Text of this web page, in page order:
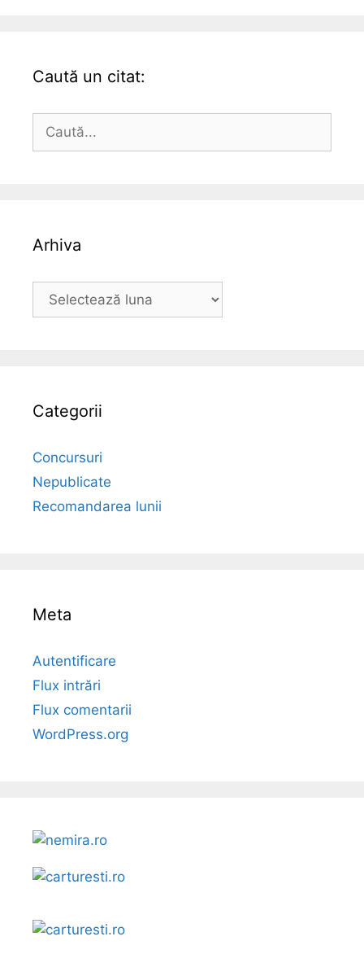
Caută un citat:
după:
Arhiva
Arhiva
Categorii
Concursuri
Nepublicate
Recomandarea lunii
Meta
Autentificare
Flux intrări
Flux comentarii
WordPress.org